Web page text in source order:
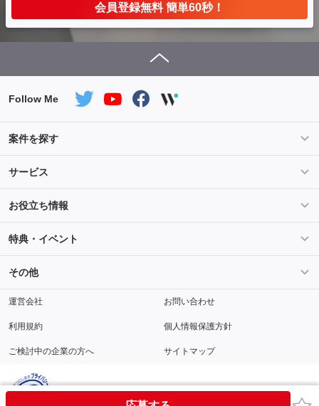
会員登録無料 簡単60秒！
Follow Me
案件を探す
条件を指定して案件を探す
Salesforce案件特集 AWS案件特集
サービス
サービス紹介
ご登録から参画までの流れ フリーランスの声
お役立ち情報
ライフ
キャリア スキル・テクノロジー
特典・イベント
セミナー
その他
メディアパートナー 採用
運営会社 お問い合わせ
利用規約 個人情報保護方針
ご検討中の企業の方へ サイトマップ